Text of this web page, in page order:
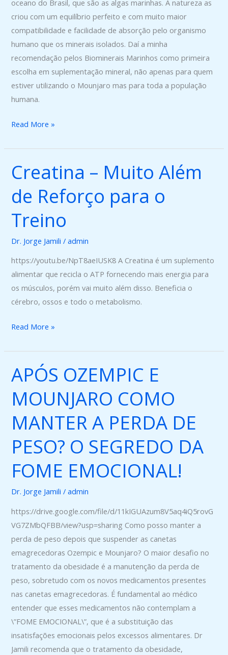
oceano do Brasil, que são as algas marinhas. A natureza as
criou com um equilíbrio perfeito e com muito maior
compatibilidade e facilidade de absorção pelo organismo
humano que os minerais isolados. Daí a minha
recomendação pelos Biominerais Marinhos como primeira
escolha em suplementação mineral, não apenas para quem
estiver utilizando o Mounjaro mas para toda a população
humana.
Read More »
Creatina – Muito Além
de Reforço para o
Treino
Dr. Jorge Jamili /admin
https://youtu.be/NpT8aeIUSK8 A Creatina é um suplemento
alimentar que recicla o ATP fornecendo mais energia para
os músculos, porém vai muito além disso. Beneficia o
cérebro, ossos e todo o metabolismo.
Creatina
–
Muito
para
o
Treino
Read More »
APÓS OZEMPIC E
MOUNJARO COMO
MANTER A PERDA DE
PESO? O SEGREDO DA
FOME EMOCIONAL!
Dr. Jorge Jamili /admin
https://drive.google.com/file/d/11kIGUAzum8V5aq4iQ5rovG
VG7ZMbQFBB/view?usp=sharing Como posso manter a
perda de peso depois que suspender as canetas
emagrecedoras Ozempic e Mounjaro? O maior desafio no
tratamento da obesidade é a manutenção da perda de
peso, sobretudo com os novos medicamentos presentes
nas canetas emagrecedoras. É fundamental ao médico
entender que esses medicamentos não contemplam a
\”FOME EMOCIONAL\”, que é a substituição das
insatisfações emocionais pelos excessos alimentares. Dr
Jamili recomenda que o tratamento da obesidade,
APÓS
OZEMPIC
E
COMO
A
PERDA
DE
PESO?
O
SEGREDO